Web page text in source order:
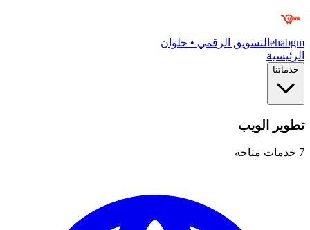
ehabgm التسويق الرقمي • حلوان
الرئيسية
خدماتنا
تطوير الويب
7 خدمات متاحة